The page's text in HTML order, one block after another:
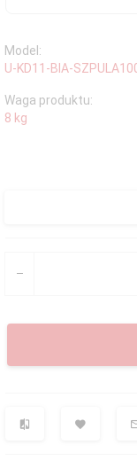
Model:
U-KD11-BIA-
Waga produktu:
8 kg